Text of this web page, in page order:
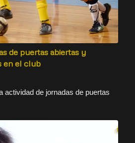
de puertas abiertas y
en el club
actividad de jornadas de puertas